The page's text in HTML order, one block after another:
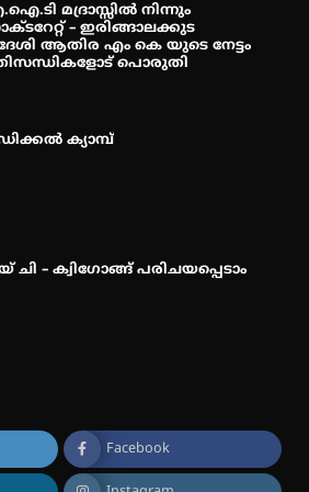
ഹാളിൽ 16ന്
മദ്രാസ്സിൽ നിന്നും
– ഇരിങ്ങാലക്കുട
ആതിര എം കെ യുടെ നേട്ടം
പൊരുതി
ക്യാമ്പ്
ചി – ക്വിഗോങ്ങ് പരിചയപ്പെടാം
Facebook